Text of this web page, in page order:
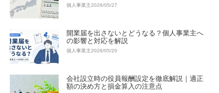
2026/05/27
個人事業主
開業届を出さないとどうなる？個人事業主へ
の影響と対応を解説
2026/05/20
個人事業主
会社設立時の役員報酬設定を徹底解説｜適正
額の決め方と損金算入の注意点